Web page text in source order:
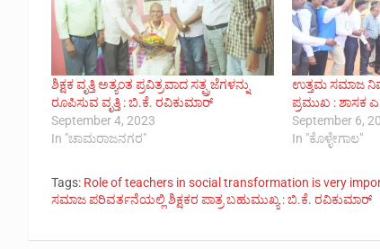
ಶಿಕ್ಷಕ ವೃತ್ತಿ ಅತ್ಯಂತ ಪ್ರವಿತ್ರವಾದ ಸತ್ಪ್ರಜೆಗಳನ್ನು
ರೂಪಿಸುವ ವೃತ್ತಿ : ಬಿ.ಕೆ. ರವಿಕುಮಾರ್
September 4, 2023
In "ಚಾಮರಾಜನಗರ"
ಉತ್ತಮ ಸಮಾಜ
ಪ್ರಮುಖ : ಶಾಸಕ
September 6,
In "ಕೊಳ್ಳೇಗಾಲ"
Tags: Role of teachers in social transformation is very
ಸಮಾಜ ಪರಿವರ್ತನೆಯಲ್ಲಿ ಶಿಕ್ಷಕರ ಪಾತ್ರ ಬಹುಮುಖ್ಯ : ಬಿ.ಕೆ. ರವಿಕುಮಾರ್